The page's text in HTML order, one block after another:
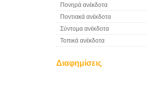
Πονηρά ανέκδοτα
Ποντιακά ανέκδοτα
Σύντομα ανέκδοτα
Τοπικά ανέκδοτα
Διαφημίσεις